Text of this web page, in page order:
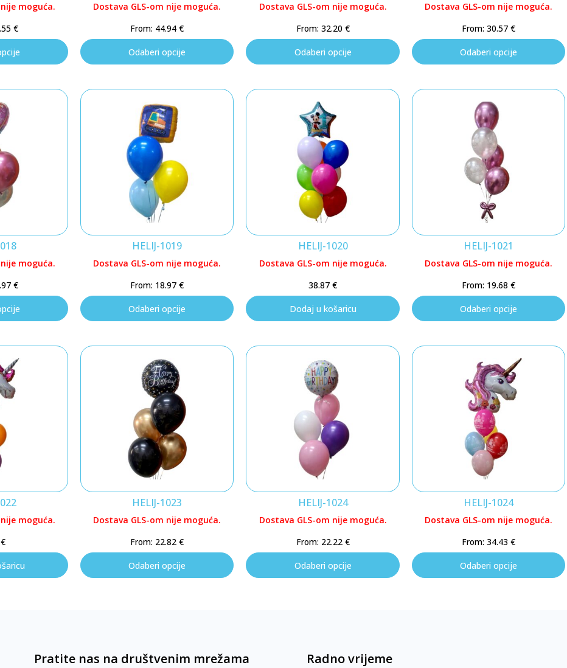
moguća.
€
Dostava GLS-om nije moguća.
From: 44.94€
Odaberi opcije
Dostava GLS-om nije moguća.
From: 32.20 €
Odaberi opcije
Dostava GLS-om nije moguća.
From: 30.57 €
Odaberi opcije
moguća.
€
HELIJ-1019
Dostava GLS-om nije moguća.
From: 18.97€
Odaberi opcije
HELIJ-1020
Dostava GLS-om nije moguća.
38.87€
Dodaj u košaricu
HELIJ-1021
Dostava GLS-om nije moguća.
From: 19.68 €
Odaberi opcije
moguća.
€
HELIJ-1023
Dostava GLS-om nije moguća.
From: 22.82€
Odaberi opcije
HELIJ-1024
Dostava GLS-om nije moguća.
From: 22.22 €
Odaberi opcije
HELIJ-1024
Dostava GLS-om nije moguća.
From: 34.43 €
Odaberi opcije
Pratite nas na društvenim mrežama Radno vrijeme